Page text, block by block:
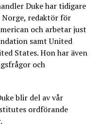
Duke har tidigare
Norge, redaktör för
och arbetar just
samt United
States. Hon har även
och
blir del av vår
ordförande